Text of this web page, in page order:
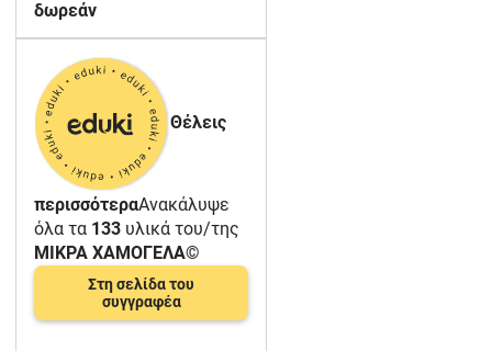
δωρεάν
Θέλεις
περισσότεραΑνακάλυψε
όλα τα 133 υλικά του/της
ΜΙΚΡΑ ΧΑΜΟΓΕΛΑ©️
Στη σελίδα του
συγγραφέα